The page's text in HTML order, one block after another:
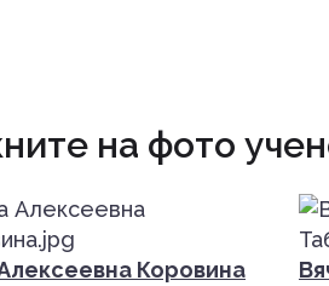
на фото
Коровина